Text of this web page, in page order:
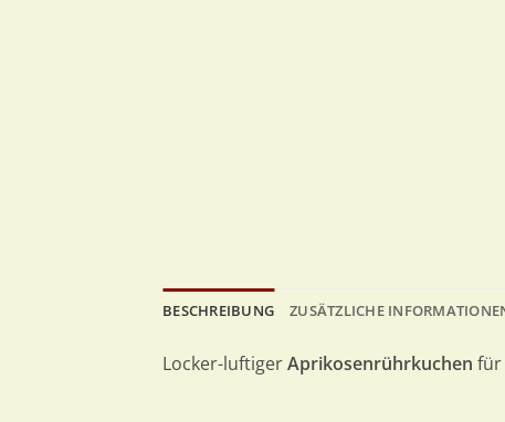
BESCHREIBUNG ZUSÄTZLICHE
Locker-luftigerAprikosenrührkuchen für